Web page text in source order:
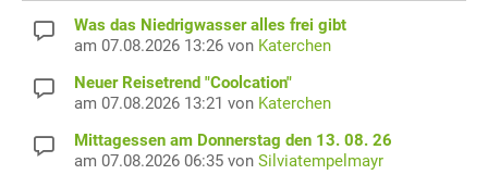
Was das Niedrigwasser alles frei gibt
am 07.08.2026 13:26 von Katerchen
Neuer Reisetrend "Coolcation"
am 07.08.2026 13:21 von Katerchen
Mittagessen am Donnerstag den 13. 08. 26
am 07.08.2026 06:35 von Silviatempelmayr